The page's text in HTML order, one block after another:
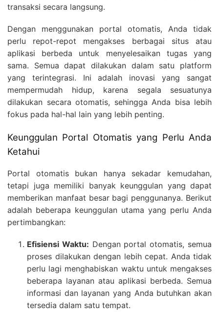
transaksi secara langsung.
Dengan menggunakan portal otomatis, Anda tidak
perlu repot-repot mengakses berbagai situs atau
aplikasi berbeda untuk menyelesaikan tugas yang
sama. Semua dapat dilakukan dalam satu platform
yang terintegrasi. Ini adalah inovasi yang sangat
mempermudah hidup, karena segala sesuatunya
dilakukan secara otomatis, sehingga Anda bisa lebih
fokus pada hal-hal lain yang lebih penting.
Keunggulan Portal Otomatis yang Perlu Anda
Ketahui
Portal otomatis bukan hanya sekadar kemudahan,
tetapi juga memiliki banyak keunggulan yang dapat
memberikan manfaat besar bagi penggunanya. Berikut
adalah beberapa keunggulan utama yang perlu Anda
pertimbangkan:
Efisiensi Waktu: Dengan portal otomatis, semua
proses dilakukan dengan lebih cepat. Anda tidak
perlu lagi menghabiskan waktu untuk mengakses
beberapa layanan atau aplikasi berbeda. Semua
informasi dan layanan yang Anda butuhkan akan
tersedia dalam satu tempat.